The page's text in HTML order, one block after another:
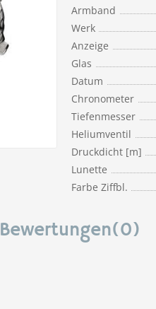
Armband
Werk
Anzeige
Glas
Datum
Chronometer
Tiefenmesser
Heliumventil
Druckdicht [m]
Lunette
Farbe Ziffbl.
Bewertungen(0)